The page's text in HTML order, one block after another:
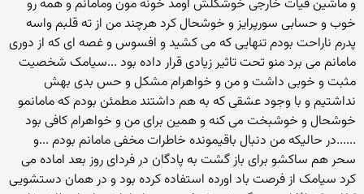
و ماشین فیات خارجی خوشکلش اومد خونه مون ومامانم و همه رو
خوب و حسابی سورپرایز و خوشحال کرد هرچند من از ته قلبم واسه
پدرم ناراحت بودم تنهایی که می کشید و افسوس و غصه ای که از دوری
مامانم می برد منو تحت تاثیر زیادی قرار داده بود ...سیامک شخصیت
مثبت و خوبی داشت و من و خواهرام مشکل و حس بدی بهش
نداشتیم و با وجود عشقی که به هم داشتند مطمئن بودم که مامانمو
خوشحال و خوشبخت می کنه و همین برای من و خواهرام کافی بود
......در حالیکه من دنبال باقیمونده خاطرات مخفی مامانم بودم ...و
سحر هم ساکشو برای باز گشت به پادگان در فردای روز بعد اماده می
کرد سیامک از فرصت باد اورده استفاده کرده بود و در همان دستشویی